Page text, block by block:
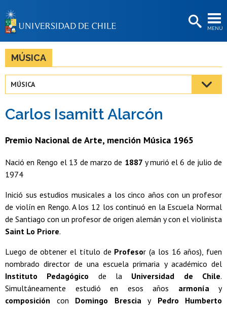
MENÚ
BIBLIOTECAS
Estudiantes
Académicas/os
Funcionarias/os
MÚSICA
MÚSICA
Carlos Isamitt Alarcón
Premio Nacional de Arte, mención Música 1965
Nació en Rengo el 13 de marzo de 1887 y murió el 6 de julio de
1974
Inició sus estudios musicales a los cinco años con un profesor
de violín en Rengo. A los 12 los continuó en la Escuela Normal
de Santiago con un profesor de origen alemán y con el violinista
Saint Lo Priore.
Luego de obtener el título de Profesor (a los 16 años), fuen
nombrado director de una escuela primaria y académico del
Instituto Pedagógico de la Universidad de Chile.
Simultáneamente estudió en esos años armoníay
composición con Domingo BresciayPedro Humberto